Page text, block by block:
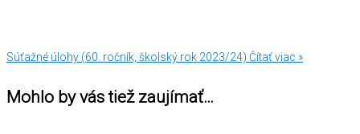
Súťažné úlohy (60. ročník, školský rok 2023/24) Čítať viac »
Mohlo by vás tiež zaujímať…